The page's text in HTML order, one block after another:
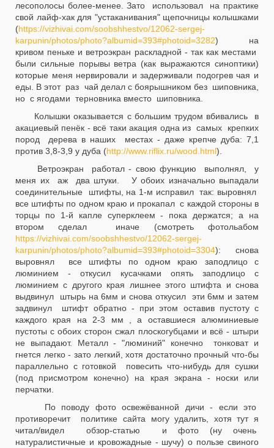
лесополосы более-менее. Зато использовал на практике
свой лайф-хак для "устаканивания" щепочницы колышками
(https://vizhivai.com/soobshhestvo/12062-sergej-
karpunin/photos/photo?albumid=393#photoid=3282) на
кривом пеньке и ветроэкран раскладной - так как местами
были сильные порывы ветра (как выражаются синоптики)
которые меня нервировали и задерживали подогрев чая и
еды. В этот раз чай делал с боярышником без шиповника,
но с ягодами терновника вместо шиповника.
Колышки оказывается с большим трудом вбивались в
акациевый пенёк - всё таки акация одна из самых крепких
пород дерева в наших местах - даже крепче дуба: 7,1
против 3,8-3,9 у дуба (http://www.riflix.ru/wood.html).
Ветроэкран работал - свою функцию выполнял, у
меня их аж два штуки. У обоих изначально выпадали
соединительные штифты, на 1-м исправил так: выровнял
все штифты по одном краю и прокапал с каждой стороны в
торцы по 1-й капле суперклеем - пока держатся; а на
втором сделал иначе (смотреть фотольабом
https://vizhivai.com/soobshhestvo/12062-sergej-
karpunin/photos/photo?albumid=393#photoid=3304): снова
выровнял все штифты по одном краю заподлицо с
люминием - откусил кусачками опять заподлицо с
люминием с другого края лишнее этого штифта и снова
выдвинул штырь на 6мм и снова откусил эти 6мм и затем
задвинул штифт обратно - при этом оставив пустоту с
каждого края на 2-3 мм , а оставшиеся алюминиевые
пустоты с обоих сторон сжал плоскогубцами и всё - штыри
не выпадают. Металл - "люминий" конечно тонковат и
гнется легко - зато легкий, хотя достаточно прочный что-бы
параллельно с готовкой повесить что-нибудь для сушки
(под присмотром конечно) на края экрана - носки или
перчатки.
По поводу фото освежёванной дичи - если это
противоречит политике сайта могу удалить, хотя тут я
читал/видел обзор-статью и фото (ну очень
натуралистичные и кровожадные - шучу) о пользе свиного